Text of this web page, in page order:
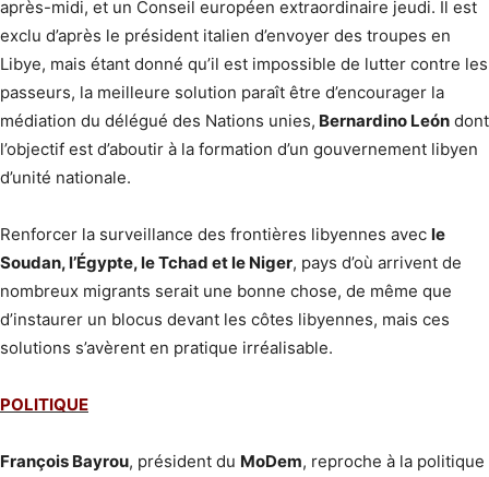
après-midi, et un Conseil européen extraordinaire jeudi. Il est
exclu d’après le président italien d’envoyer des troupes en
Libye, mais étant donné qu’il est impossible de lutter contre les
passeurs, la meilleure solution paraît être d’encourager la
médiation du délégué des Nations unies, Bernardino León dont
l’objectif est d’aboutir à la formation d’un gouvernement libyen
d’unité nationale.
Renforcer la surveillance des frontières libyennes avec le
Soudan, l’Égypte, le Tchad et le Niger, pays d’où arrivent de
nombreux migrants serait une bonne chose, de même que
d’instaurer un blocus devant les côtes libyennes, mais ces
solutions s’avèrent en pratique irréalisable.
POLITIQUE
François Bayrou, président du MoDem, reproche à la politique